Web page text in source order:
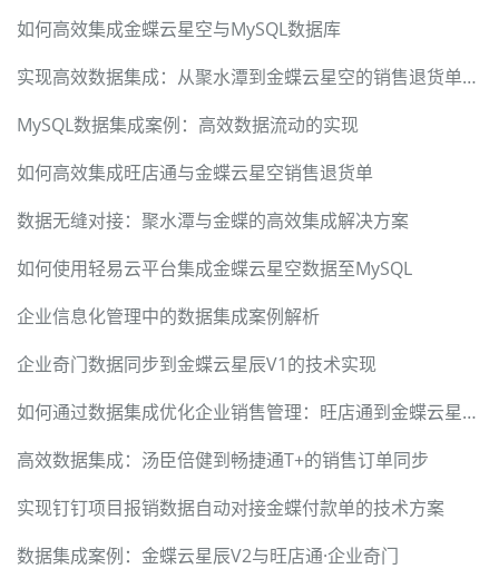
如何高效集成金蝶云星空与MySQL数据库
实现高效数据集成：从聚水潭到金蝶云星空的销售退货单处理
MySQL数据集成案例：高效数据流动的实现
如何高效集成旺店通与金蝶云星空销售退货单
数据无缝对接：聚水潭与金蝶的高效集成解决方案
如何使用轻易云平台集成金蝶云星空数据至MySQL
企业信息化管理中的数据集成案例解析
企业奇门数据同步到金蝶云星辰V1的技术实现
如何通过数据集成优化企业销售管理：旺店通到金蝶云星空案例
高效数据集成：汤臣倍健到畅捷通T+的销售订单同步
实现钉钉项目报销数据自动对接金蝶付款单的技术方案
数据集成案例：金蝶云星辰V2与旺店通·企业奇门